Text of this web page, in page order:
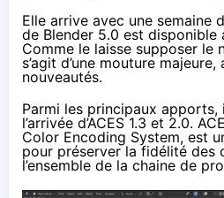
Elle arrive avec une semaine
de Blender 5.0 est disponible
Comme le laisse supposer le
s’agit d’une mouture
nouveautés.
Parmi les principaux
l’arrivée d’ACES 1.3 et 2.0.
Color Encoding System, est
pour préserver la fidélité des
l’ensemble de la chaine de